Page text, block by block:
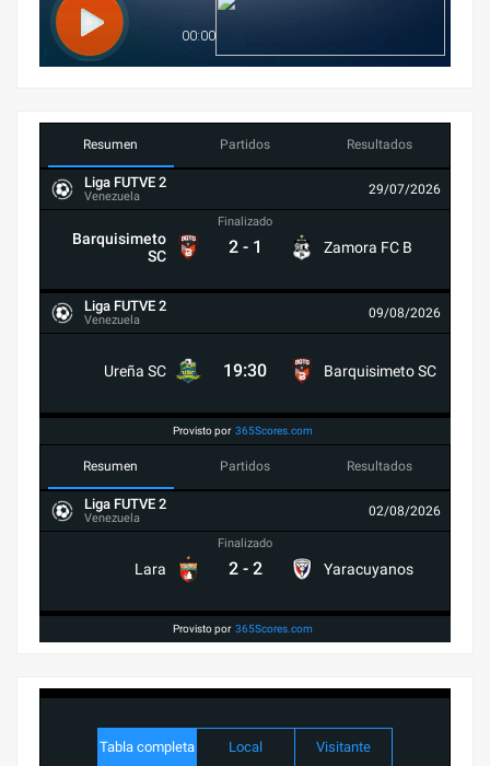
Resumen Partidos Resultados
Liga FUTVE 2
Venezuela 29/07/2026
Barquisimeto
SC
Finalizado
2 - 1 Zamora FC B
Liga FUTVE 2
Venezuela 09/08/2026
Ureña SC 19:30 Barquisimeto SC
Provisto por 365Scores.com
Resumen Partidos Resultados
Liga FUTVE 2
Venezuela 02/08/2026
Lara
Finalizado
2 - 2 Yaracuyanos
Provisto por 365Scores.com
Tabla completa Local Visitante